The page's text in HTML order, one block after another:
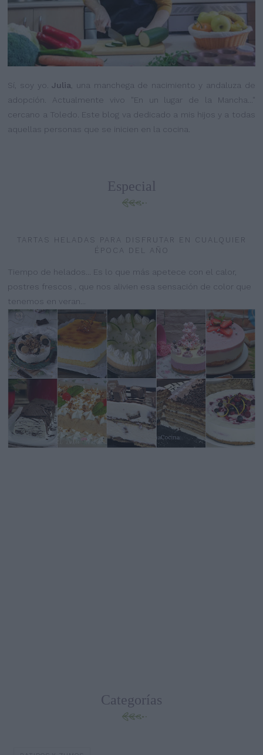
Sí, soy yo.Julia , una manchega de nacimiento y andaluza de
adopción. Actualmente vivo "En un lugar de la Mancha..."
cercano a Toledo. Este blog va dedicado a mis hijos y a todas
aquellas personas que se inicien en la cocina.
Especial
TARTAS HELADAS PARA DISFRUTAR EN CUALQUIER
ÉPOCA DEL AÑO
Tiempo de helados... Es lo que más apetece con el calor,
postres frescos , que nos alivien esa sensación de color que
tenemos en veran...
Categorías